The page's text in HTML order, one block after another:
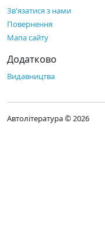
Зв'язатися з нами
Повернення
Мапа сайту
Додатково
Видавництва
Автолітература © 2026